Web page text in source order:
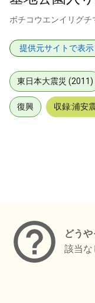
ボチコウエンイリグチ
提供元サイトで表示
東日本大震災 (2011)
復興 収録:浦安
どう
該当な